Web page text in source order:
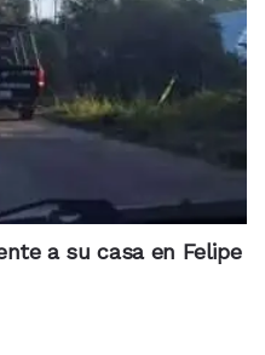
a su casa en Felipe